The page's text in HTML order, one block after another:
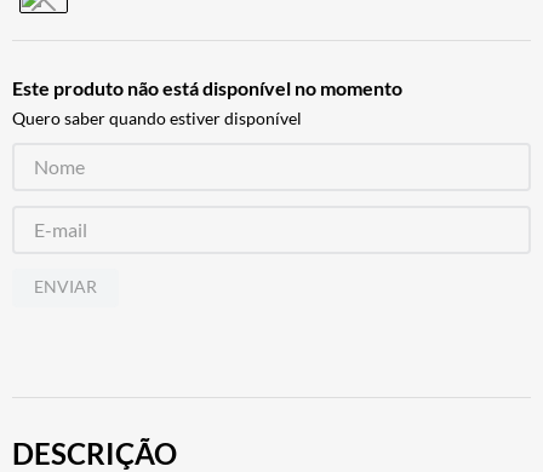
Este produto não está disponível no momento
Quero saber quando estiver disponível
ENVIAR
DESCRIÇÃO